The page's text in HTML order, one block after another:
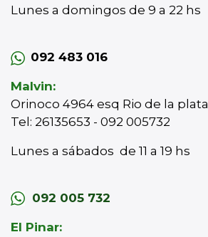
Lunes a domingos de 9 a 22 hs
092 483 016
Malvin:
Orinoco 4964 esq Rio de la plata
Tel: 26135653 - 092 005732
Lunes a sábados de 11 a 19 hs
092 005 732
El Pinar: